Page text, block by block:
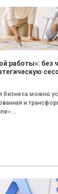
работы»: без
бизнеса можно
и